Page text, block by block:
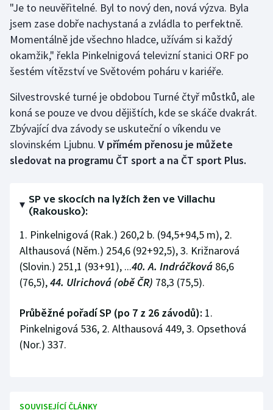
Jezdectví
Judo
Lezení
Lyže a snowboard
Motorsport
Olympijské hry
Plavání
Plážový volejbal
Ragby
Rychlostní kanoistika
"Je to neuvěřitelné. Byl to nový den, nová výzva. Byla
jsem zase dobře nachystaná a zvládla to perfektně.
Momentálně jde všechno hladce, užívám si každý
okamžik," řekla Pinkelnigová televizní stanici ORF po
šestém vítězství ve Světovém poháru v kariéře.
Silvestrovské turné je obdobou Turné čtyř můstků, ale
koná se pouze ve dvou dějištích, kde se skáče dvakrát.
Zbývající dva závody se uskuteční o víkendu ve
slovinském Ljubnu. V přímém přenosu je můžete
sledovat na programu ČT sport a na ČT sport Plus.
SP ve skocích na lyžích žen ve Villachu
(Rakousko):
1. Pinkelnigová (Rak.) 260,2 b. (94,5+94,5 m), 2.
Althausová (Něm.) 254,6 (92+92,5), 3. Križnarová
(Slovin.) 251,1 (93+91), ...40. A. Indráčková 86,6
(76,5),44. Ulrichová (obě ČR) 78,3 (75,5).
Průběžné pořadí SP (po 7 z 26 závodů): 1.
Pinkelnigová 536, 2. Althausová 449, 3. Opsethová
(Nor.) 337.
SOUVISEJÍCÍ ČLÁNKY